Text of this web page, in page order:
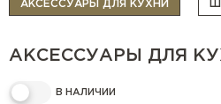
АКСЕССУАРЫ ДЛЯ КУХНИ
АКСЕССУАРЫ ДЛЯ
В НАЛИЧИИ